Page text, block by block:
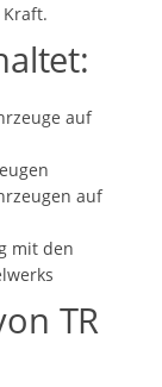
auf
auf
mit den
TR